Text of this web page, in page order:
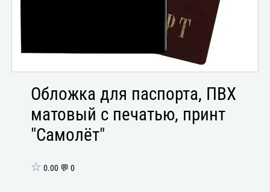
Обложка для паспорта, ПВХ
матовый с печатью, принт
"Самолёт"
☆ 0.00 💬 0